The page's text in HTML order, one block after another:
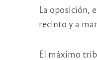
La oposición,
recinto y a
El máximo